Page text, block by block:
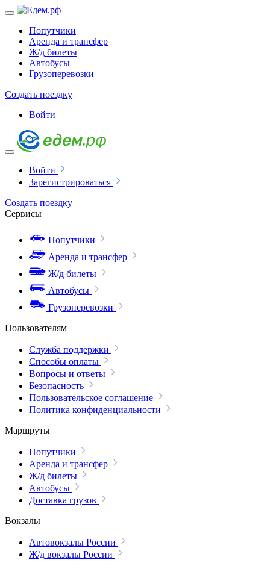
Попутчики
Аренда и трансфер
Ж/д билеты
Автобусы
Грузоперевозки
Создать поездку
Войти
Войти
Зарегистрироваться
Создать поездку
Сервисы
Попутчики
Аренда и трансфер
Ж/д билеты
Автобусы
Грузоперевозки
Пользователям
Служба поддержки
Способы оплаты
Вопросы и ответы
Безопасность
Пользовательское соглашение
Политика конфиденциальности
Маршруты
Попутчики
Аренда и трансфер
Ж/д билеты
Автобусы
Доставка грузов
Вокзалы
Автовокзалы России
Ж/д вокзалы России